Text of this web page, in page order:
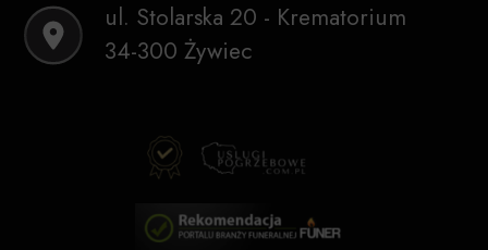
ul. Stolarska 20 - Krematorium
34-300 Żywiec